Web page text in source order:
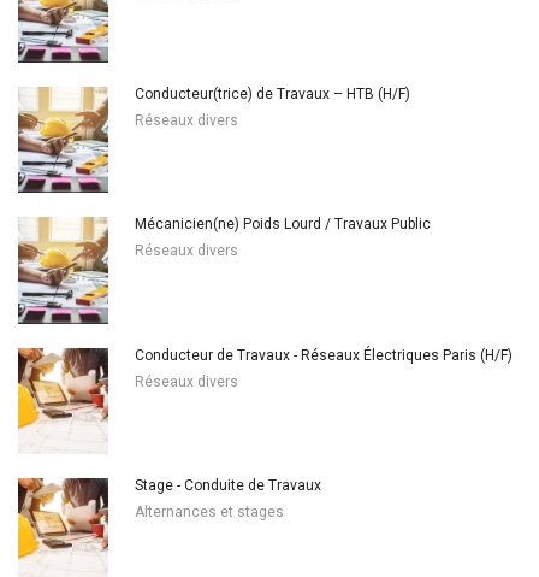
Conducteur(trice) de Travaux – HTB (H/F)
Réseaux divers
Mécanicien(ne) Poids Lourd / Travaux Public
Réseaux divers
Conducteur de Travaux - Réseaux Électriques Paris (H/F)
Réseaux divers
Stage - Conduite de Travaux
Alternances et stages